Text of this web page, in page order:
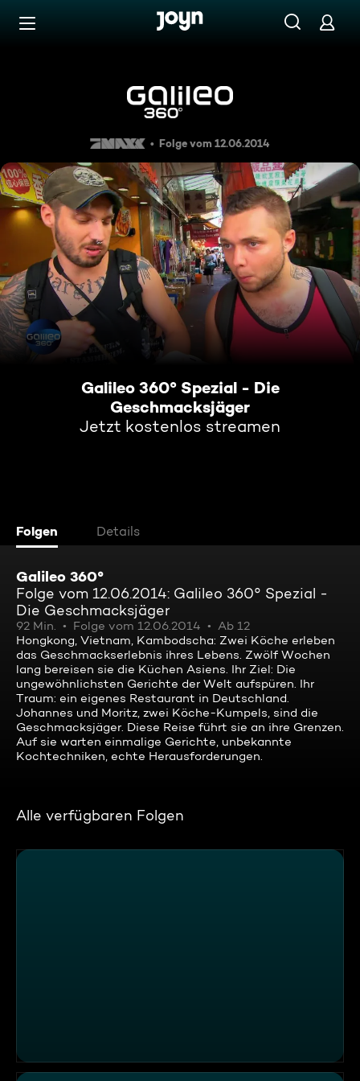
Zum Inhalt springen
Galileo 360° Spezial - Die
Folge vom 12.06.2014
Galileo 360° Spezial - Die
Geschmacksjäger
Jetzt kostenlos streamen
Folgen Details
Galileo 360°
Folge vom 12.06.2014: Galileo 360° Spezial -
Die Geschmacksjäger
92 Min. Folge vom 12.06.2014
Ab 12
Hongkong, Vietnam, Kambodscha: Zwei Köche erleben
das Geschmackserlebnis ihres Lebens. Zwölf Wochen
lang bereisen sie die Küchen Asiens. Ihr Ziel: Die
ungewöhnlichsten Gerichte der Welt aufspüren. Ihr
Traum: ein eigenes Restaurant in Deutschland.
Johannes und Moritz, zwei Köche-Kumpels, sind die
Geschmacksjäger. Diese Reise führt sie an ihre Grenzen.
Auf sie warten einmalige Gerichte, unbekannte
Kochtechniken, echte Herausforderungen.
Alle verfügbaren Folgen
Galileo 360° Spezial - Die Geschmacksjäger (4)